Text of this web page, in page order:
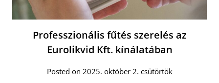
Professzionális fűtés szerelés az
Eurolikvid Kft. kínálatában
Posted on 2025. október 2. csütörtök